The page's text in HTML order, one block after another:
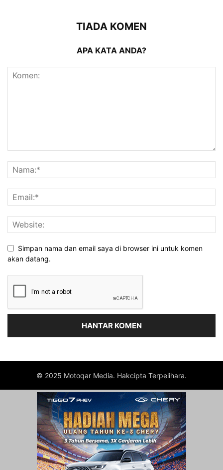
TIADA KOMEN
APA KATA ANDA?
Simpan nama dan email saya di browser ini untuk komen
akan datang.
© 2025 Motoqar Media. Hakcipta Terpelihara.